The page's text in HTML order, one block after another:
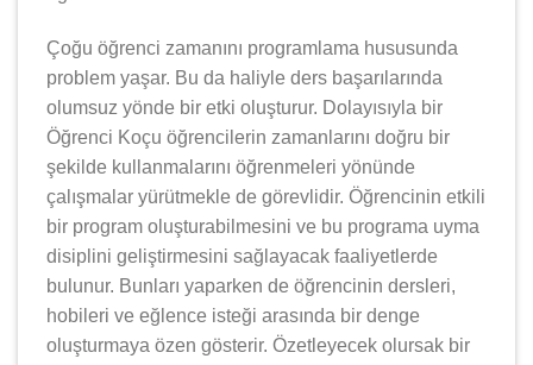
Çoğu öğrenci zamanını programlama hususunda
problem yaşar. Bu da haliyle ders başarılarında
olumsuz yönde bir etki oluşturur. Dolayısıyla bir
Öğrenci Koçu öğrencilerin zamanlarını doğru bir
şekilde kullanmalarını öğrenmeleri yönünde
çalışmalar yürütmekle de görevlidir. Öğrencinin etkili
bir program oluşturabilmesini ve bu programa uyma
disiplini geliştirmesini sağlayacak faaliyetlerde
bulunur. Bunları yaparken de öğrencinin dersleri,
hobileri ve eğlence isteği arasında bir denge
oluşturmaya özen gösterir. Özetleyecek olursak bir